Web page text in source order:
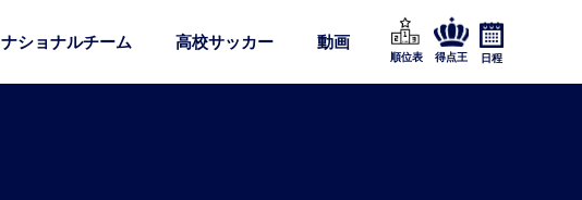
ナショナルチーム 高校サッカー 動画
順位表 得点王 日程